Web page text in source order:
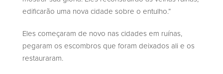
edificarão uma nova cidade sobre o entulho.”
Eles começaram de novo nas cidades em ruínas,
pegaram os escombros que foram deixados ali e os
restauraram.